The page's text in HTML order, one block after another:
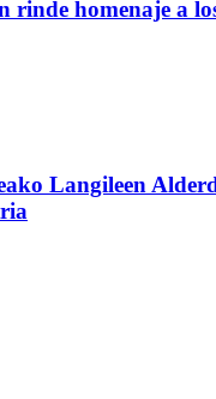
homenaje a
Langileen